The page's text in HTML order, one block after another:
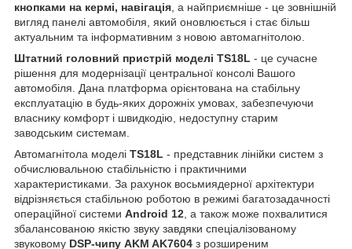
кнопками на кермі, навігація, а найприємніше - це зовнішній
вигляд панелі автомобіля, який оновлюється і стає більш
актуальним та інформативним з новою автомагнітолою.
Штатний головний пристрій моделі TS18L - це сучасне
рішення для модернізації центральної консолі Вашого
автомобіля. Дана платформа орієнтована на стабільну
експлуатацію в будь-яких дорожніх умовах, забезпечуючи
власнику комфорт і швидкодію, недоступну старим
заводським системам.
Автомагнітола моделі TS18L - представник лінійки систем з
обчислювальною стабільністю і практичними
характеристиками. За рахунок восьмиядерної архітектури
відрізняється стабільною роботою в режимі багатозадачності
операційної системи Android 12, а також може похвалитися
збалансованою якістю звуку завдяки спеціалізованому
звуковому DSP-чипу AKM AK7604 з розширеним